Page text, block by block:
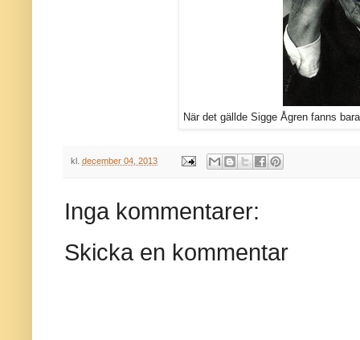
När det gällde Sigge Ågren fanns
kl. december 04, 2013
Inga kommentarer:
Skicka en kommentar